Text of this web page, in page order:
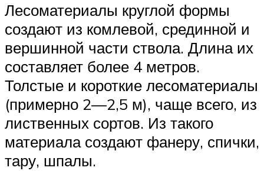
Лесоматериалы круглой формы
создают из комлевой, срединной и
вершинной части ствола. Длина их
составляет более 4 метров.
Толстые и короткие лесоматериалы
(примерно 2—2,5 м), чаще всего, из
лиственных сортов. Из такого
материала создают фанеру, спички,
тару, шпалы.